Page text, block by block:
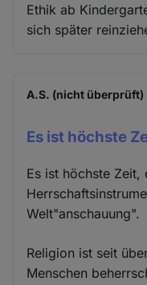
Ethik ab
sich später
A.S. (nicht überprüft)
Es ist höchste
Es ist höchste Zeit,
Welt"anschauung".
Religion ist seit
Menschen